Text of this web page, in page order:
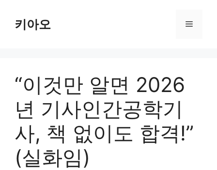
content키아오 Menu
“이것만 알면 2026
년 기사인간공학기
사, 책 없이도 합격!”
(실화임)